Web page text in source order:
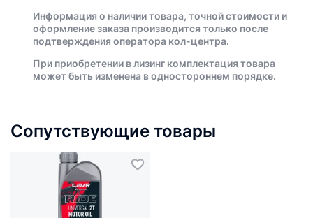
Информация о наличии товара, точной стоимости и
оформление заказа производится только после
подтверждения оператора кол-центра.
При приобретении в лизинг комплектация товара
может быть изменена в одностороннем порядке.
Сопутствующие товары